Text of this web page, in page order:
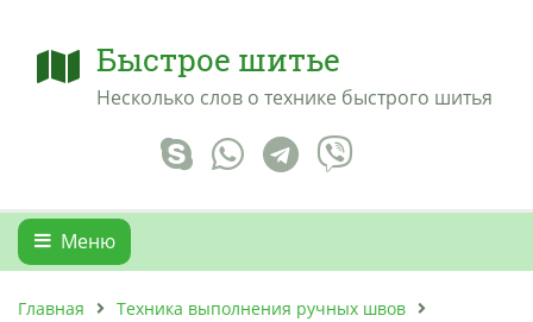
Быстрое шитье
Несколько слов о технике быстрого шитья
Меню
Главная
Техника выполнения ручных швов